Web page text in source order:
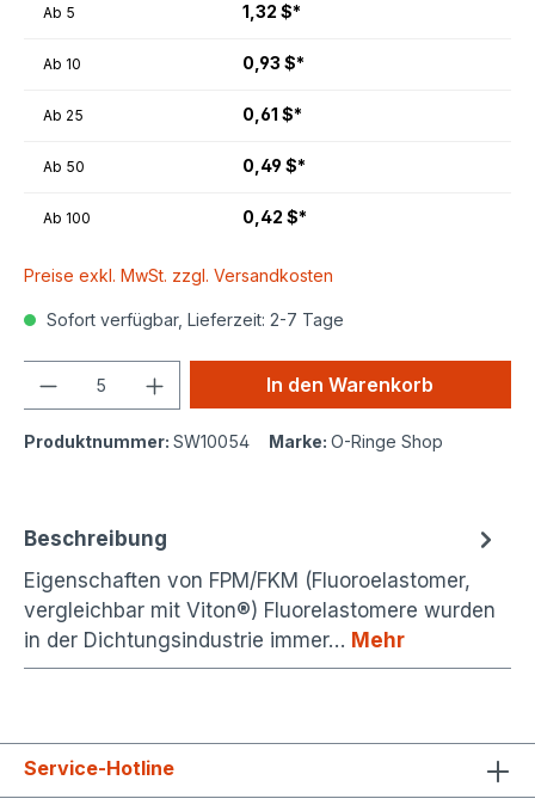
Ab 5 1,32 $*
Ab 10 0,93 $*
Ab 25 0,61 $*
Ab 50 0,49 $*
Ab 100 0,42 $*
Preise exkl. MwSt. zzgl. Versandkosten
Sofort verfügbar, Lieferzeit: 2-7 Tage
In den Warenkorb
Produktnummer: SW10054 Marke: O-Ringe Shop
Beschreibung
Eigenschaften von FPM/FKM (Fluoroelastomer,
vergleichbar mit Viton®) Fluorelastomere wurden
in der Dichtungsindustrie immer… Mehr
Service-Hotline